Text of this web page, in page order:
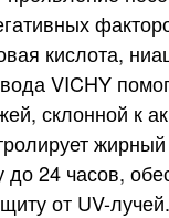
кислота,
VICHY
склонной к
24 часов,
от UV-лучей.